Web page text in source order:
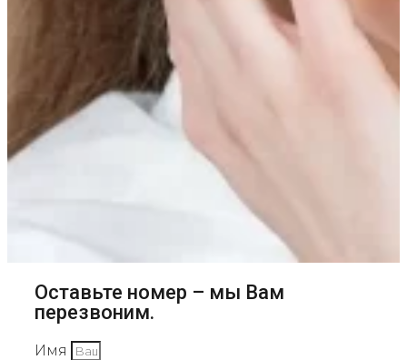
Оставьте номер – мы Вам
перезвоним.
Имя